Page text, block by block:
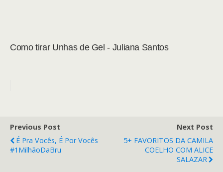
Como tirar Unhas de Gel - Juliana Santos
Previous Post
É Pra Vocês, É Por Vocês
#1MilhãoDaBru
Next Post
5+ FAVORITOS DA CAMILA
COELHO COM ALICE
SALAZAR